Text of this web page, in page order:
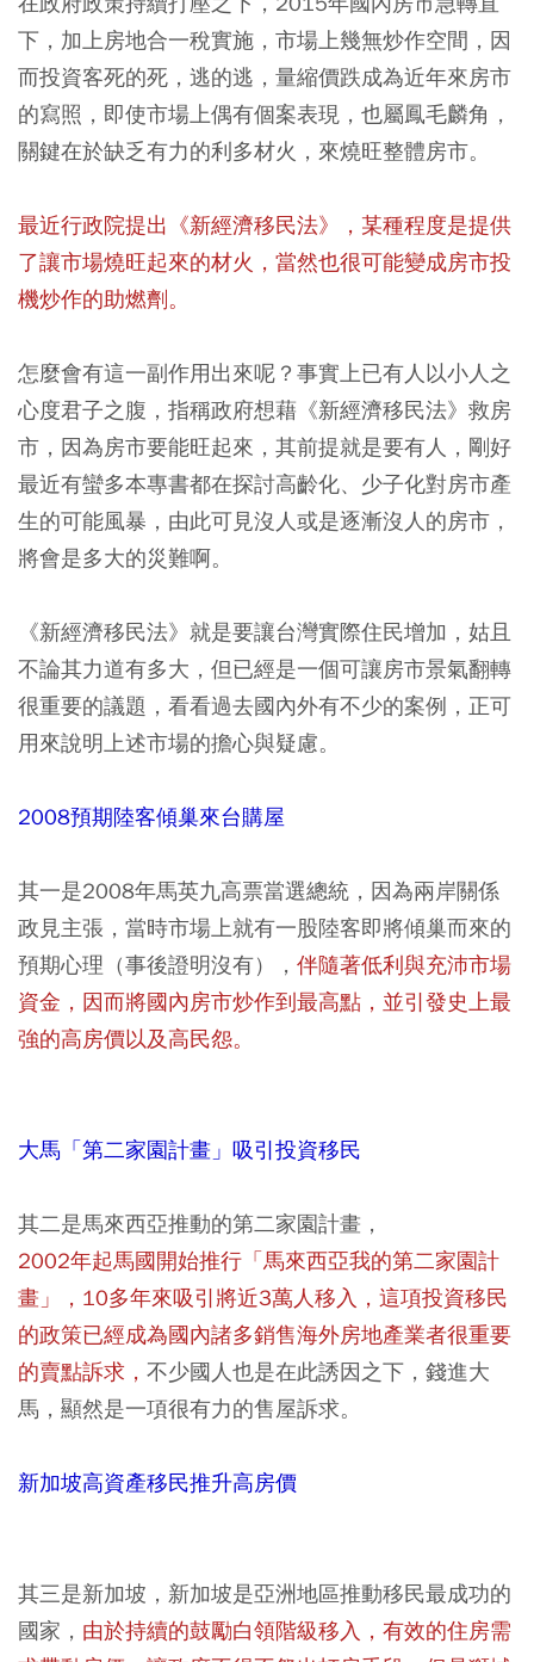
下，加上房地合一稅實施，市場上幾無炒作空間，因
而投資客死的死，逃的逃，量縮價跌成為近年來房市
的寫照，即使市場上偶有個案表現，也屬鳳毛麟角，
關鍵在於缺乏有力的利多材火，來燒旺整體房市。
最近行政院提出《新經濟移民法》，某種程度是提供
了讓市場燒旺起來的材火，當然也很可能變成房市投
機炒作的助燃劑。
怎麼會有這一副作用出來呢？事實上已有人以小人之
心度君子之腹，指稱政府想藉《新經濟移民法》救房
市，因為房市要能旺起來，其前提就是要有人，剛好
最近有蠻多本專書都在探討高齡化、少子化對房市產
生的可能風暴，由此可見沒人或是逐漸沒人的房市，
將會是多大的災難啊。
《新經濟移民法》就是要讓台灣實際住民增加，姑且
不論其力道有多大，但已經是一個可讓房市景氣翻轉
很重要的議題，看看過去國內外有不少的案例，正可
用來說明上述市場的擔心與疑慮。
2008預期陸客傾巢來台購屋
其一是2008年馬英九高票當選總統，因為兩岸關係
政見主張，當時市場上就有一股陸客即將傾巢而來的
預期心理（事後證明沒有）， 伴隨著低利與充沛市場
資金，因而將國內房市炒作到最高點，並引發史上最
強的高房價以及高民怨。
大馬「第二家園計畫」吸引投資移民
其二是馬來西亞推動的第二家園計畫，
2002年起馬國開始推行「馬來西亞我的第二家園計
畫」，10多年來吸引將近3萬人移入，這項投資移民
的政策已經成為國內諸多銷售海外房地產業者很重要
的賣點訴求， 不少國人也是在此誘因之下，錢進大
馬，顯然是一項很有力的售屋訴求。
新加坡高資產移民推升高房價
其三是新加坡，新加坡是亞洲地區推動移民最成功的
國家， 由於持續的鼓勵白領階級移入，有效的住房需